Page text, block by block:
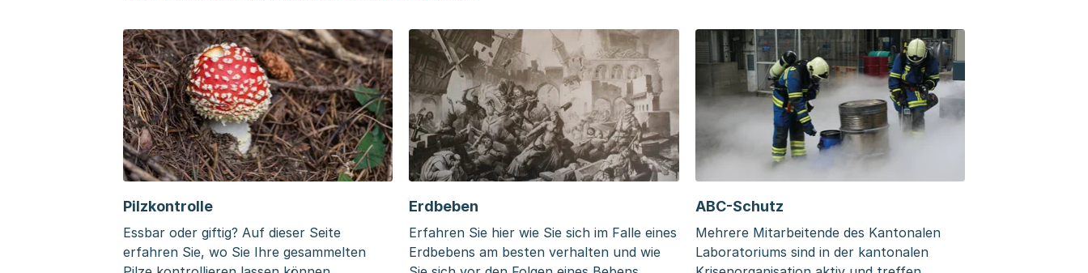
Pilzkontrolle
Essbar oder giftig? Auf dieser Seite
erfahren Sie, wo Sie Ihre gesammelten
Erdbeben
Erfahren Sie hier wie Sie sich im Falle eines
Erdbebens am besten verhalten und wie
ABC-Schutz
Mehrere Mitarbeitende des Kantonalen
Laboratoriums sind in der kantonalen